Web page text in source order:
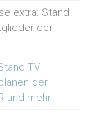
extra: Stand
der
TV
der
und mehr